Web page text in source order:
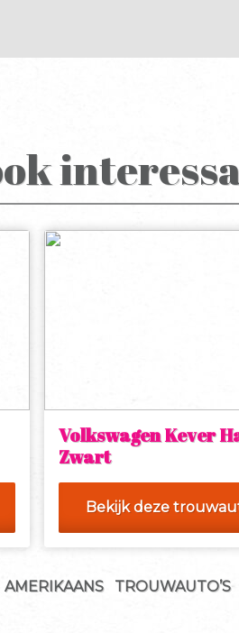
Volkswagen Kever
Zwart
Bekijk deze
AMERIKAANS TROUWAUTO’S